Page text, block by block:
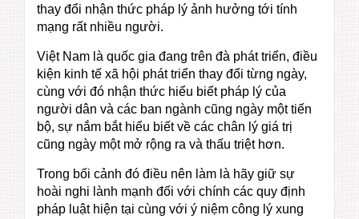
thay đổi nhận thức pháp lý ảnh hưởng tới tính
mạng rất nhiều người.
Việt Nam là quốc gia đang trên đà phát triển, điều
kiện kinh tế xã hội phát triển thay đổi từng ngày,
cùng với đó nhận thức hiểu biết pháp lý của
người dân và các ban ngành cũng ngày một tiến
bộ, sự nắm bắt hiểu biết về các chân lý giá trị
cũng ngày một mở rộng ra và thấu triệt hơn.
Trong bối cảnh đó điều nên làm là hãy giữ sự
hoài nghi lành mạnh đối với chính các quy định
pháp luật hiện tại cùng với ý niệm công lý xung